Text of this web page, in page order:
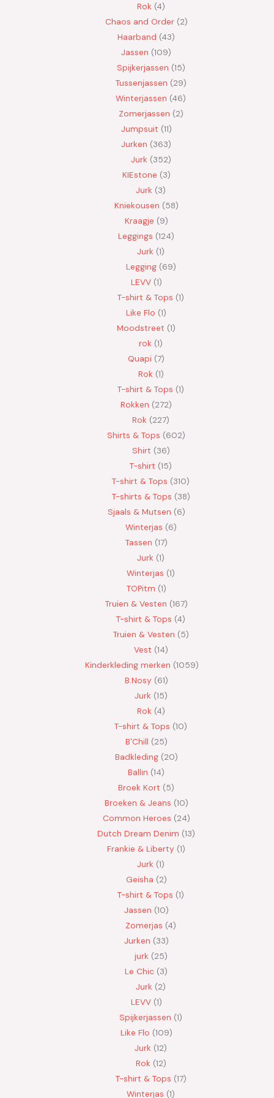
Rok 4
Chaos and Order 2
Haarband 43
Jassen 109
Spijkerjassen 15
Tussenjassen 29
Winterjassen 46
Zomerjassen 2
Jumpsuit 11
Jurken 363
Jurk 352
KIEstone 3
Jurk 3
Kniekousen 58
Kraagje 9
Leggings 124
Jurk 1
Legging 69
LEVV 1
T-shirt & Tops 1
Like Flo 1
Moodstreet 1
rok 1
Quapi 7
Rok 1
T-shirt & Tops 1
Rokken 272
Rok 227
Shirts & Tops 602
Shirt 36
T-shirt 15
T-shirt & Tops 310
T-shirts & Tops 38
Sjaals & Mutsen 6
Winterjas 6
Tassen 17
Jurk 1
Winterjas 1
TOPitm 1
Truien & Vesten 167
T-shirt & Tops 4
Truien & Vesten 5
Vest 14
Kinderkleding merken 1059
B.Nosy 61
Jurk 15
Rok 4
T-shirt & Tops 10
B'Chill 25
Badkleding 20
Ballin 14
Broek Kort 5
Broeken & Jeans 10
Common Heroes 24
Dutch Dream Denim 13
Frankie & Liberty 1
Jurk 1
Geisha 2
T-shirt & Tops 1
Jassen 10
Zomerjas 4
Jurken 33
jurk 25
Le Chic 3
Jurk 2
LEVV 1
Spijkerjassen 1
Like Flo 109
Jurk 12
Rok 12
T-shirt & Tops 17
Winterjas 1